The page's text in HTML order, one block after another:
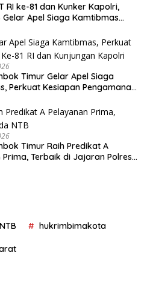
RI ke-81 dan Kunker Kapolri,
Gelar Apel Siaga Kamtibmas
Timur Gelar Apel Siaga
Perkuat Kesiapan Pengamanan
Timur Raih Predikat A
Prima, Terbaik di Jajaran Polres
hukrimbimakota